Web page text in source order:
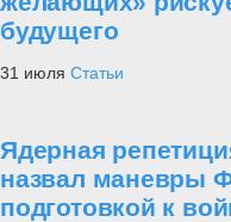
будущего
31 июля Статьи
Ядерная
назвал маневры
подготовкой к